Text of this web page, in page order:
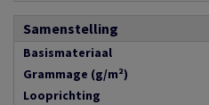
Samenstelling
Basismateriaal
Grammage (g/m²)
Looprichting